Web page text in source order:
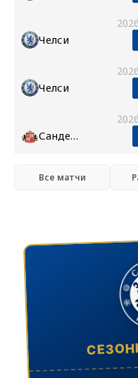
Челси
Челси
Сандерленд
Все матчи